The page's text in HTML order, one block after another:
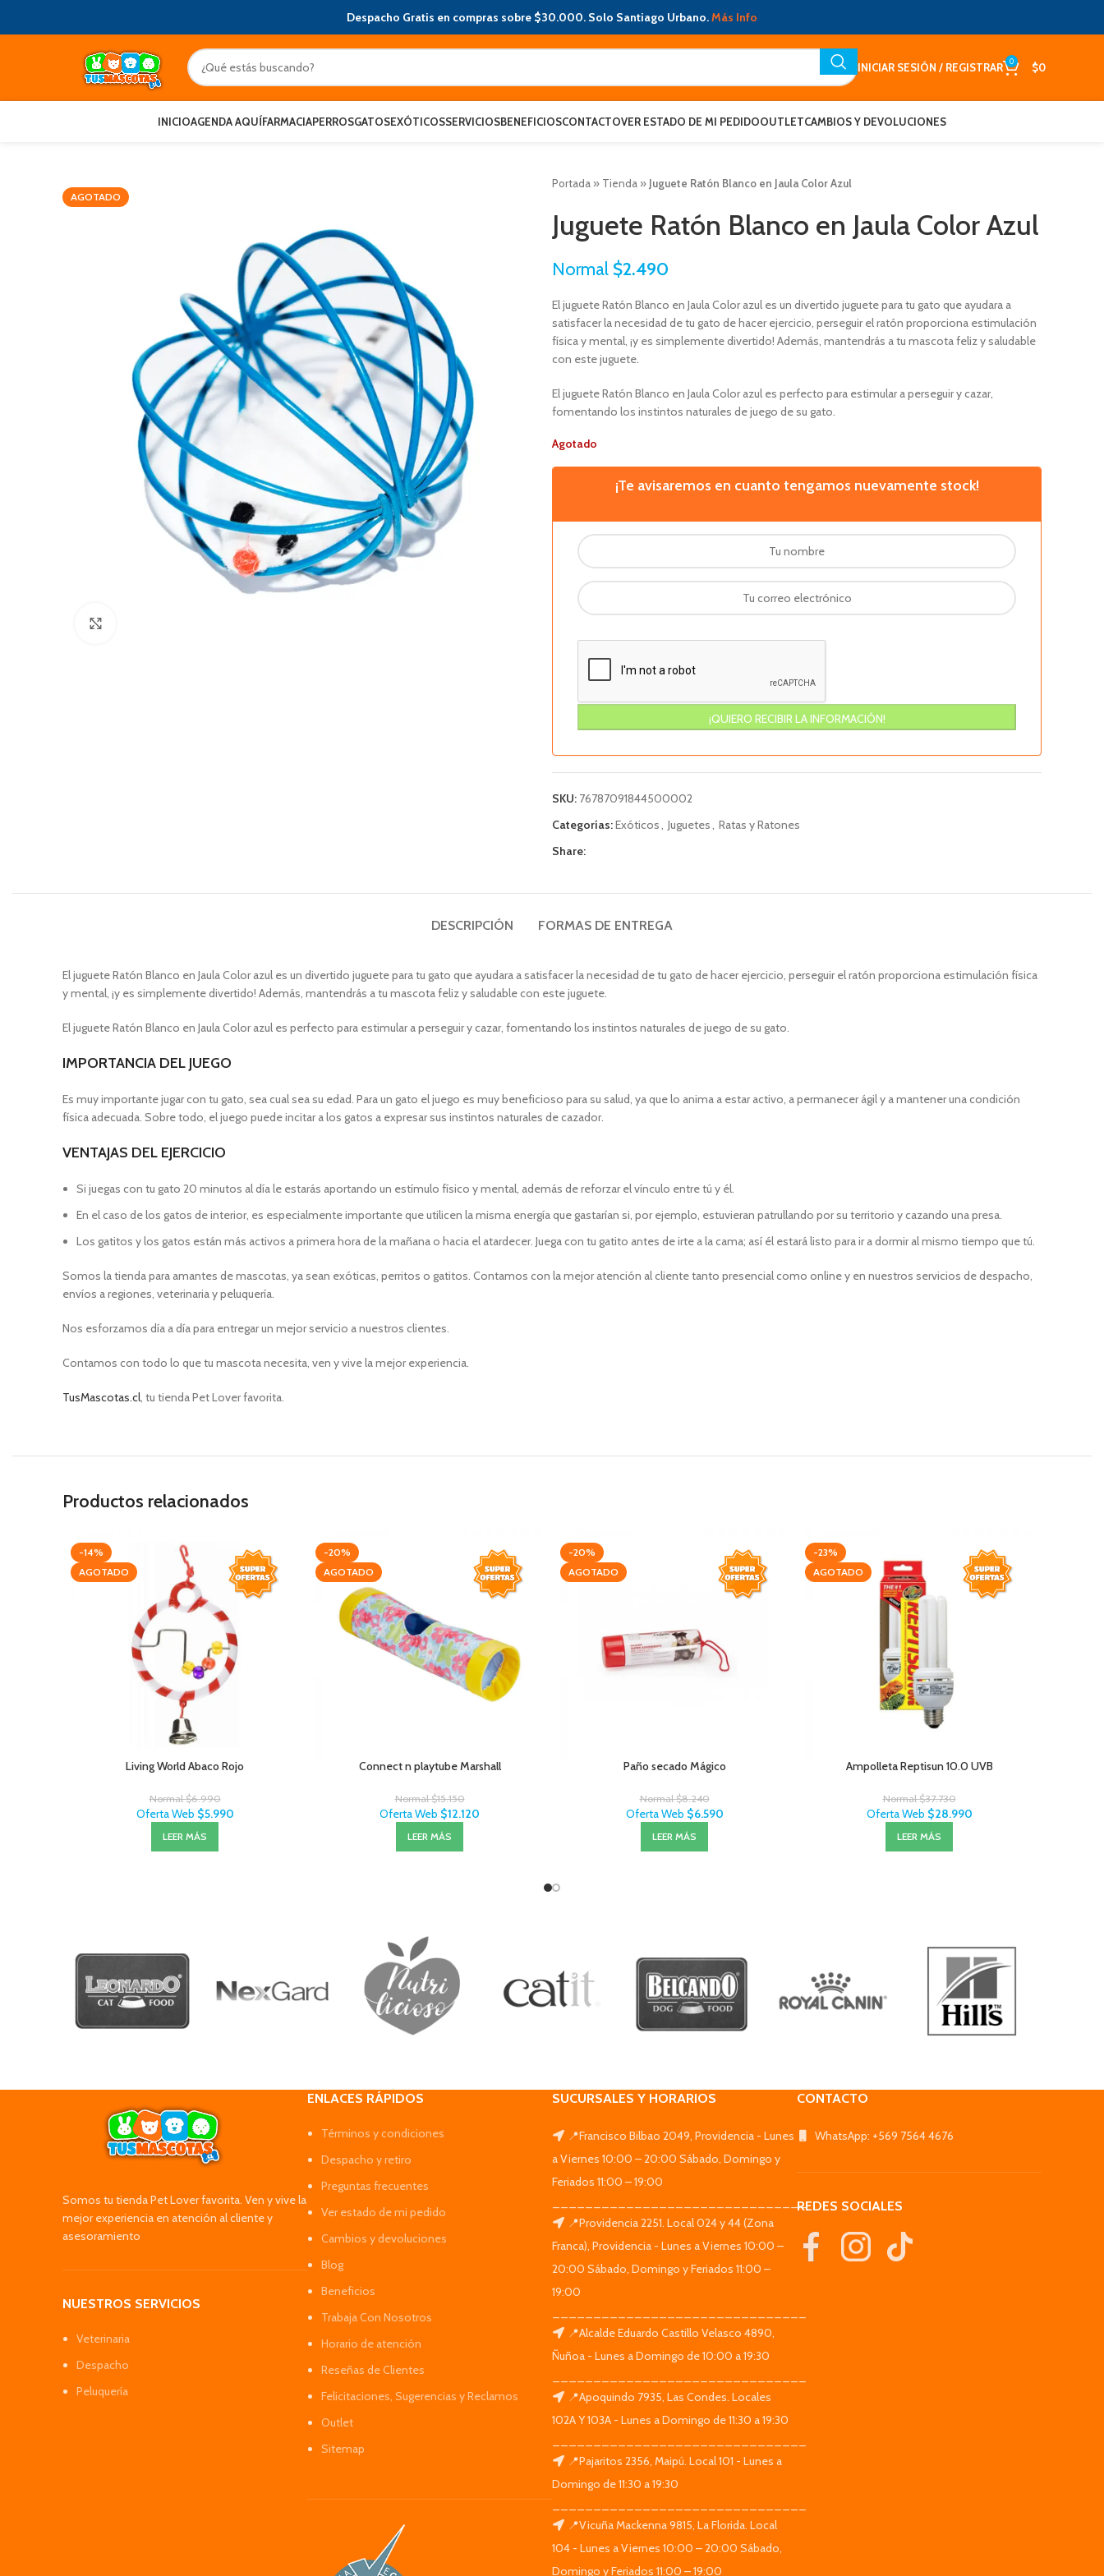
Despacho Gratis en compras sobre $30.000. Solo Santiago Urbano.Más Info
INICIAR SESIÓN / REGISTRAR 0 $0
INICIOAGENDA AQUÍFARMACIAPERROSGATOSEXÓTICOSSERVICIOSBENEFICIOSCONTACTOVER ESTADO DE MI PEDIDOOUTLETCAMBIOS Y DEVOLUCIONES
AGOTADO
Portada » Tienda » Juguete Ratón Blanco en Jaula Color Azul
Juguete Ratón Blanco en Jaula Color Azul
Normal $2.490
El juguete Ratón Blanco en Jaula Color azul es un divertido juguete para tu gato que ayudara a
satisfacer la necesidad de tu gato de hacer ejercicio, perseguir el ratón proporciona estimulación
física y mental, ¡y es simplemente divertido! Además, mantendrás a tu mascota feliz y saludable
con este juguete.
El juguete Ratón Blanco en Jaula Color azul es perfecto para estimular a perseguir y cazar,
fomentando los instintos naturales de juego de su gato.
Agotado
¡Te avisaremos en cuanto tengamos nuevamente stock!
SKU: 76787091844500002
Categorías:Exóticos, Juguetes, Ratas y Ratones
Share:
DESCRIPCIÓN FORMAS DE ENTREGA
El juguete Ratón Blanco en Jaula Color azul es un divertido juguete para tu gato que ayudara a satisfacer la necesidad de tu gato de hacer ejercicio, perseguir el ratón proporciona estimulación física
y mental, ¡y es simplemente divertido! Además, mantendrás a tu mascota feliz y saludable con este juguete.
El juguete Ratón Blanco en Jaula Color azul es perfecto para estimular a perseguir y cazar, fomentando los instintos naturales de juego de su gato.
IMPORTANCIA DEL JUEGO
Es muy importante jugar con tu gato, sea cual sea su edad. Para un gato el juego es muy beneficioso para su salud, ya que lo anima a estar activo, a permanecer ágil y a mantener una condición
física adecuada. Sobre todo, el juego puede incitar a los gatos a expresar sus instintos naturales de cazador.
​VENTAJAS DEL EJERCICIO
Si juegas con tu gato 20 minutos al día le estarás aportando un estímulo físico y mental, además de reforzar el vínculo entre tú y él.
En el caso de los gatos de interior, es especialmente importante que utilicen la misma energía que gastarían si, por ejemplo, estuvieran patrullando por su territorio y cazando una presa.
Los gatitos y los gatos están más activos a primera hora de la mañana o hacia el atardecer. Juega con tu gatito antes de irte a la cama; así él estará listo para ir a dormir al mismo tiempo que tú.
Somos la tienda para amantes de mascotas, ya sean exóticas, perritos o gatitos. Contamos con la mejor atención al cliente tanto presencial como online y en nuestros servicios de despacho,
envíos a regiones, veterinaria y peluquería.
Nos esforzamos día a día para entregar un mejor servicio a nuestros clientes.
Contamos con todo lo que tu mascota necesita, ven y vive la mejor experiencia.
TusMascotas.cl, tu tienda Pet Lover favorita.
Productos relacionados
-14%
AGOTADO
Living World Abaco Rojo
Normal$6.990
Oferta Web $5.990
LEER MÁS
-20%
AGOTADO
Connect n playtube Marshall
Normal$15.150
Oferta Web $12.120
LEER MÁS
-20%
AGOTADO
Paño secado Mágico
Normal$8.240
Oferta Web $6.590
LEER MÁS
-23%
AGOTADO
Ampolleta Reptisun 10.0 UVB
Normal$37.730
Oferta Web $28.990
LEER MÁS
Somos tu tienda Pet Lover favorita. Ven y vive la
mejor experiencia en atención al cliente y
asesoramiento
NUESTROS SERVICIOS
Veterinaria
Despacho
Peluquería
ENLACES RÁPIDOS
Términos y condiciones
Despacho y retiro
Preguntas frecuentes
Ver estado de mi pedido
Cambios y devoluciones
Blog
Beneficios
Trabaja Con Nosotros
Horario de atención
Reseñas de Clientes
Felicitaciones, Sugerencias y Reclamos
Outlet
Sitemap
SUCURSALES Y HORARIOS
📍Francisco Bilbao 2049, Providencia - Lunes
a Viernes 10:00 – 20:00 Sábado, Domingo y
Feriados 11:00 – 19:00
_______________________________
📍Providencia 2251. Local 024 y 44 (Zona
Franca), Providencia - Lunes a Viernes 10:00 –
20:00 Sábado, Domingo y Feriados 11:00 –
19:00
📍Alcalde Eduardo Castillo Velasco 4890,
Ñuñoa - Lunes a Domingo de 10:00 a 19:30
📍Apoquindo 7935, Las Condes. Locales
102A Y 103A - Lunes a Domingo de 11:30 a 19:30
📍Pajaritos 2356, Maipú. Local 101 - Lunes a
Domingo de 11:30 a 19:30
📍Vicuña Mackenna 9815, La Florida. Local
104 - Lunes a Viernes 10:00 – 20:00 Sábado,
Domingo y Feriados 11:00 – 19:00
CONTACTO
WhatsApp: +569 7564 4676
REDES SOCIALES